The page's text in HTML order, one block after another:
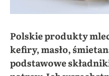
Polskie produkty
kefiry, masło,
podstawowe